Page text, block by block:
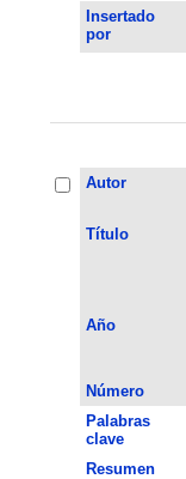
Insertado
por
Autor
Título
Año
Número
Palabras
clave
Resumen